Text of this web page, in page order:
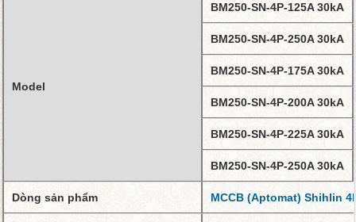
Model
BM250-SN-4P-125A 30kA
BM250-SN-4P-250A 30kA
BM250-SN-4P-175A 30kA
BM250-SN-4P-200A 30kA
BM250-SN-4P-225A 30kA
BM250-SN-4P-250A 30kA
Dòng sản phẩm MCCB (Aptomat) Shihlin